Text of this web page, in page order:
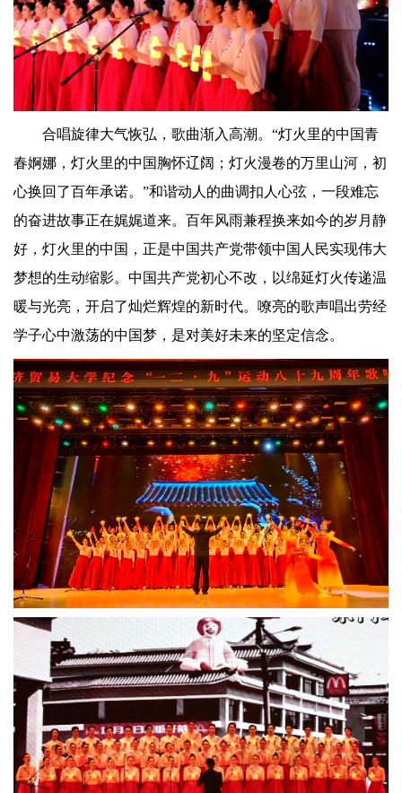
合唱旋律大气恢弘，歌曲渐入高潮。“灯火里的中国青
春婀娜，灯火里的中国胸怀辽阔；灯火漫卷的万里山河，初
心换回了百年承诺。”和谐动人的曲调扣人心弦，一段难忘
的奋进故事正在娓娓道来。百年风雨兼程换来如今的岁月静
好，灯火里的中国，正是中国共产党带领中国人民实现伟大
梦想的生动缩影。中国共产党初心不改，以绵延灯火传递温
暖与光亮，开启了灿烂辉煌的新时代。嘹亮的歌声唱出劳经
学子心中激荡的中国梦，是对美好未来的坚定信念。